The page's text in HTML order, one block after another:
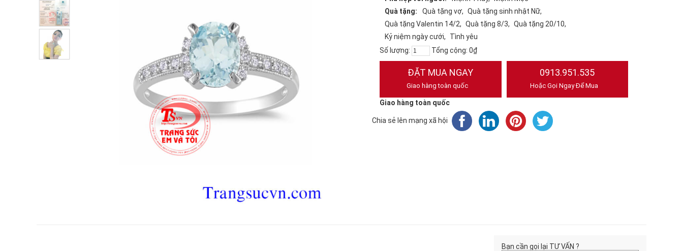
Quà tặng:
Quà tặng vợ
Quà tặng sinh nhật Nữ
Quà tặng Valentin 14/2
Quà tặng 8/3
Quà tặng 20/10
Kỷ niệm ngày cưới
Tình yêu
Số lượng:
Tổng cộng: 0₫
ĐẶT MUA NGAY
Giao hàng toàn quốc
0913.951.535
Hoặc Gọi Ngay Để Mua
Giao hàng toàn quốc
Chia sẻ lên mạng xã hội
Bạn cần gọi lại TƯ VẤN ?